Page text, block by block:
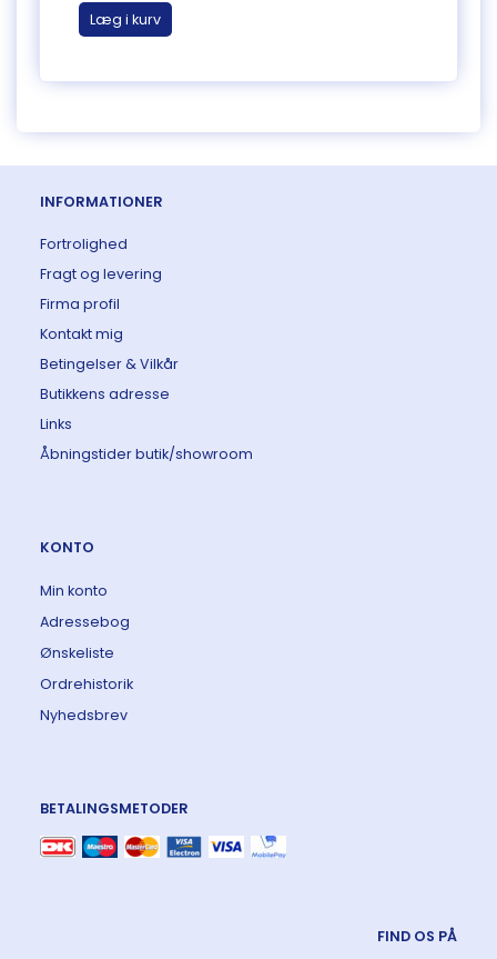
Læg i kurv
INFORMATIONER
Fortrolighed
Fragt og levering
Firma profil
Kontakt mig
Betingelser & Vilkår
Butikkens adresse
Links
Åbningstider butik/showroom
KONTO
Min konto
Adressebog
Ønskeliste
Ordrehistorik
Nyhedsbrev
BETALINGSMETODER
FIND OS PÅ